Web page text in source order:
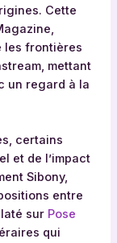
Cette
les frontières
mettant
un regard à la
certains
et de l’impact
Sibony,
entre
sur Pose
qui